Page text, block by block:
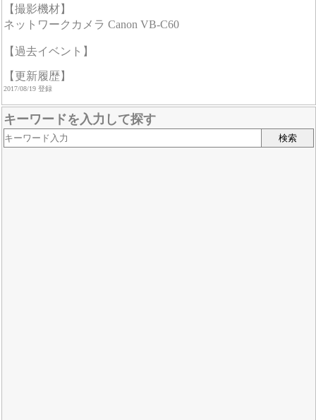
【撮影機材】
ネットワークカメラ Canon VB-C60
【過去イベント】
【更新履歴】
2017/08/19 登録
キーワードを入力して探す